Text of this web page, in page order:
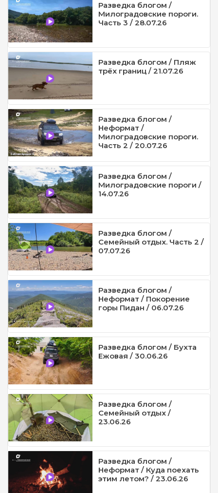
Разведка блогом /
Милоградовские пороги.
Часть 3 / 28.07.26
Разведка блогом / Пляж
трёх границ / 21.07.26
Разведка блогом /
Неформат /
Милоградовские пороги.
Часть 2 / 20.07.26
Разведка блогом /
Милоградовские пороги /
14.07.26
Разведка блогом /
Семейный отдых. Часть 2 /
07.07.26
Разведка блогом /
Неформат / Покорение
горы Пидан / 06.07.26
Разведка блогом / Бухта
Ежовая / 30.06.26
Разведка блогом /
Семейный отдых /
23.06.26
Разведка блогом /
Неформат / Куда поехать
этим летом? / 23.06.26